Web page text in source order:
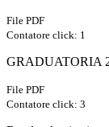
File PDF
Contatore click: 1
GRADUATORIA
File PDF
Contatore click: 3